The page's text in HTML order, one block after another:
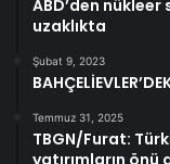
ABD’den
uzaklıkta
Şubat 9, 2023
Temmuz 31, 2025
TBGN/Furat:
yatırımların önü